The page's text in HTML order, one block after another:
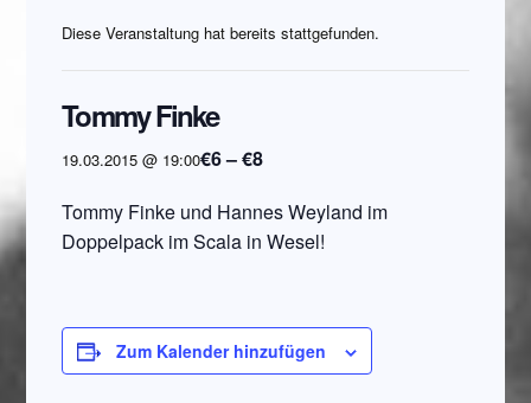
Diese Veranstaltung hat bereits stattgefunden.
Tommy Finke
19.03.2015 @ 19:00€6 – €8
Tommy Finke und Hannes Weyland im
Doppelpack im Scala in Wesel!
Zum Kalender hinzufügen